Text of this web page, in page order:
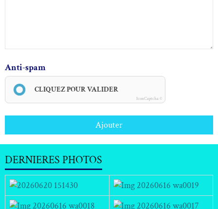
Anti-spam
CLIQUEZ POUR VALIDER
IconCaptcha ©
Ajouter
DERNIERES PHOTOS